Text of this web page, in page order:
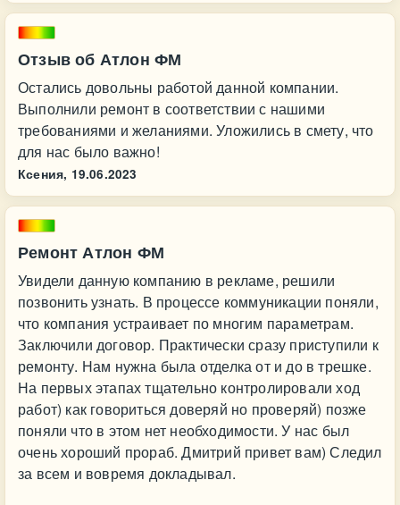
Отзыв об Атлон ФМ
Остались довольны работой данной компании.
Выполнили ремонт в соответствии с нашими
требованиями и желаниями. Уложились в смету, что
для нас было важно!
Ксения, 19.06.2023
Ремонт Атлон ФМ
Увидели данную компанию в рекламе, решили
позвонить узнать. В процессе коммуникации поняли,
что компания устраивает по многим параметрам.
Заключили договор. Практически сразу приступили к
ремонту. Нам нужна была отделка от и до в трешке.
На первых этапах тщательно контролировали ход
работ) как говориться доверяй но проверяй) позже
поняли что в этом нет необходимости. У нас был
очень хороший прораб. Дмитрий привет вам) Следил
за всем и вовремя докладывал.